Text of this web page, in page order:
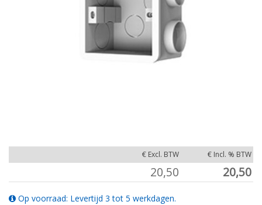
€ Excl. BTW € Incl. % BTW
20,50 20,50
Op voorraad: Levertijd 3 tot 5 werkdagen.